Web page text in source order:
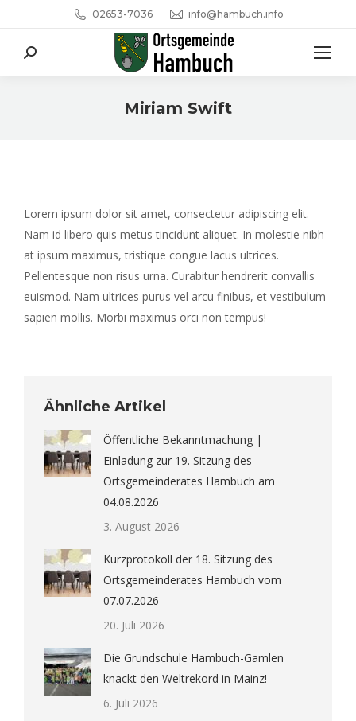
02653-7036 info@hambuch.info
Search:
Miriam Swift
Lorem ipsum dolor sit amet, consectetur adipiscing elit.
Nam id libero quis metus tincidunt aliquet. In molestie nibh
at ipsum maximus, tristique congue lacus ultrices.
Pellentesque non risus urna. Curabitur hendrerit convallis
euismod. Nam ultrices purus vel arcu finibus, et vestibulum
sapien mollis. Morbi maximus orci non tempus!
Ähnliche Artikel
Öffentliche Bekanntmachung |
Einladung zur 19. Sitzung des
Ortsgemeinderates Hambuch am
04.08.2026
3. August 2026
Kurzprotokoll der 18. Sitzung des
Ortsgemeinderates Hambuch vom
07.07.2026
20. Juli 2026
Die Grundschule Hambuch-Gamlen
knackt den Weltrekord in Mainz!
6. Juli 2026